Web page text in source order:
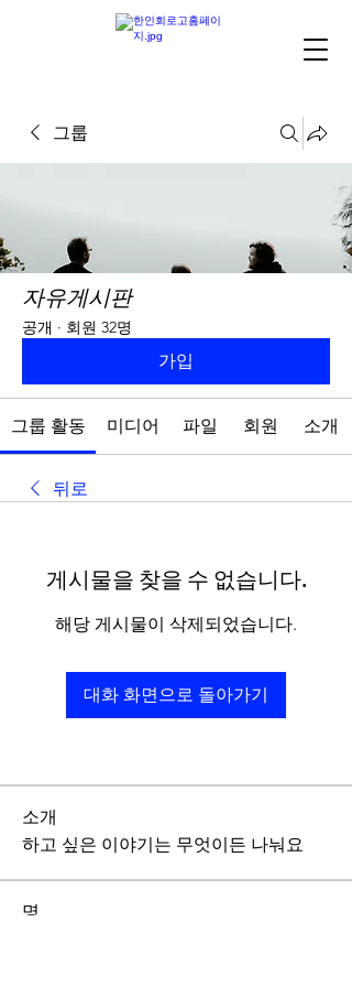
그룹
자유게시판
공개 · 회원 32명
가입
그룹 활동 미디어 파일 회원 소개
뒤로
게시물을 찾을 수 없습니다.
해당 게시물이 삭제되었습니다.
대화 화면으로 돌아가기
소개
하고 싶은 이야기는 무엇이든 나눠요
명